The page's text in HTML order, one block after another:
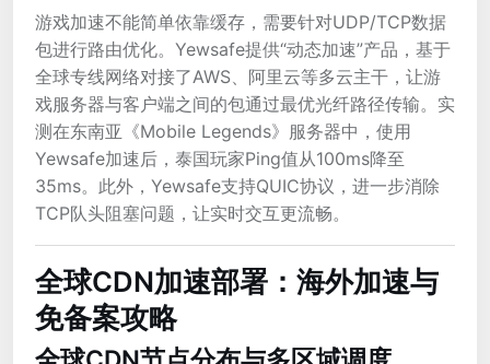
游戏加速不能简单依靠缓存，需要针对UDP/TCP数据
包进行路由优化。Yewsafe提供“动态加速”产品，基于
全球专线网络对接了AWS、阿里云等多云主干，让游
戏服务器与客户端之间的包通过最优光纤路径传输。实
测在东南亚《Mobile Legends》服务器中，使用
Yewsafe加速后，泰国玩家Ping值从100ms降至
35ms。此外，Yewsafe支持QUIC协议，进一步消除
TCP队头阻塞问题，让实时交互更流畅。
全球CDN加速部署：海外加速与
免备案攻略